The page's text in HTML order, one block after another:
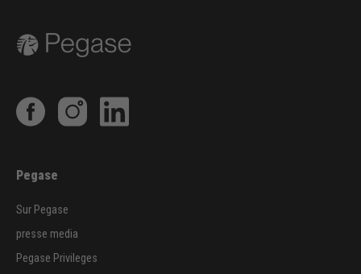
Pegase
Sur Pegase
presse media
Pegase Privileges